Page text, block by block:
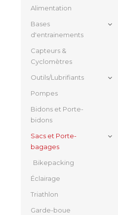
Alimentation
Bases
d'entrainements
Capteurs &
Cyclomètres
Outils/Lubrifiants
Pompes
Bidons et Porte-
bidons
Sacs et Porte-
bagages
Bikepacking
Éclairage
Triathlon
Garde-boue